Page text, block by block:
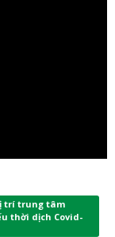
trí trung tâm
thời dịch Covid-